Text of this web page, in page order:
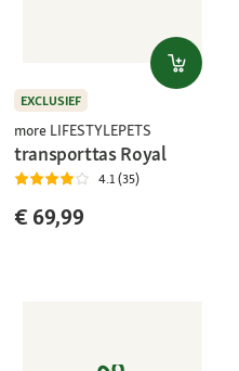
EXCLUSIEF
more LIFESTYLEPETS
transporttas Royal
4.1 (35)
€ 69,99